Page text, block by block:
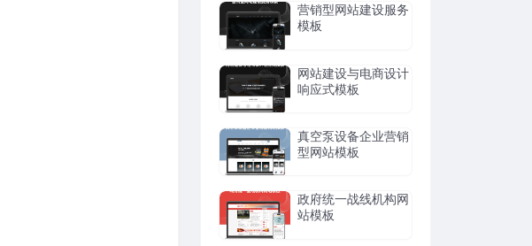
营销型网站建设服务
模板
网站建设与电商设计
响应式模板
真空泵设备企业营销
型网站模板
政府统一战线机构网
站模板